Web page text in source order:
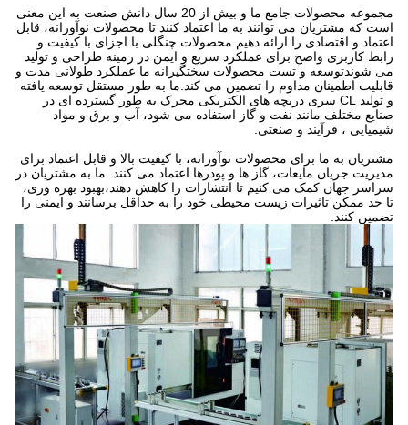
مجموعه محصولات جامع ما و بیش از 20 سال دانش صنعت به این معنی
است که مشتریان می توانند به ما اعتماد کنند تا محصولات نوآورانه، قابل
اعتماد و اقتصادی را ارائه دهیم.محصولات چنگلی با اجزای با کیفیت و
رابط کاربری واضح برای عملکرد سریع و ایمن در زمینه طراحی و تولید
می شوندتوسعه و تست محصولات سختگیرانه ما عملکرد طولانی مدت و
قابلیت اطمینان مداوم را تضمین می کند.ما به طور مستقل توسعه یافته
و تولید CL سری دریچه های الکتریکی محرک به طور گسترده ای در
صنایع مختلف مانند نفت و گاز استفاده می شود، آب و برق و مواد
شیمیایی ، فرآیند و صنعتی.
مشتریان به ما برای محصولات نوآورانه، با کیفیت بالا و قابل اعتماد برای
مدیریت جریان مایعات، گاز ها و پودرها اعتماد می کنند. ما به مشتریان در
سراسر جهان کمک می کنیم تا انتشارات را کاهش دهند،بهبود بهره وری،
تا حد ممکن تاثیرات زیست محیطی خود را به حداقل برسانند و ایمنی را
تضمین کنند.